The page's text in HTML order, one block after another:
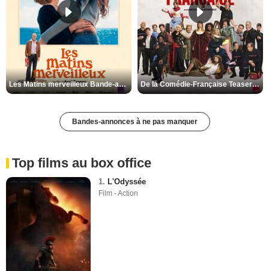
Les Matins merveilleux Bande-annonce VF De la Comédie-Française Teaser VF
Bandes-annonces à ne pas manquer
Top films au box office
1. L'Odyssée
Film - Action